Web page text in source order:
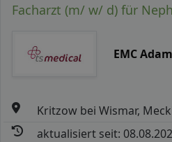
Facharzt (m/ w/ d) für
EMC
Kritzow bei Wismar,
aktualisiert seit: